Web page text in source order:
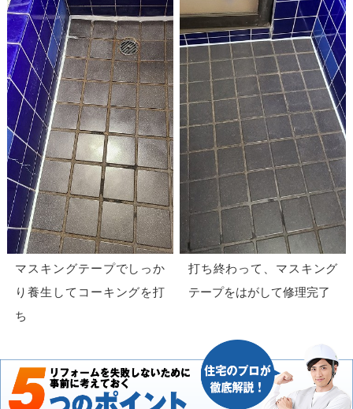
マスキングテープでしっか
り養生してコーキングを打
ち
打ち終わって、マスキング
テープをはがして修理完了